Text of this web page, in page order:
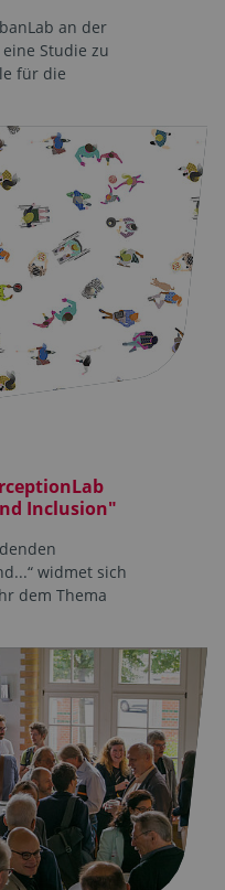
an der
Studie zu
für die
Inclusion"
widmet sich
dem Thema